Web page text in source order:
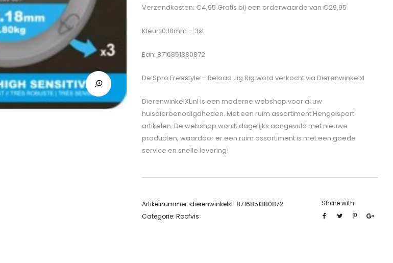
Verzendkosten: €4,95 Gratis bij een orderwaarde van €29,95
Kleur: 0.18mm – 3st
Ean: 8716851380872
De Spro Freestyle – Reload Jig Rig word verkocht via Dierenwinkelxl
DierenwinkelXL.nl is een moderne webshop voor al uw
huisdierbenodigdheden. Met een ruim assortiment Hengelsport
artikelen. De webshop wordt dagelijks aangevuld met nieuwe
producten, waardoor er een ruim assortiment is met een goede
service en snelle levering!
Artikelnummer: dierenwinkelxl-8716851380872
Categorie: Roofvis
Share with